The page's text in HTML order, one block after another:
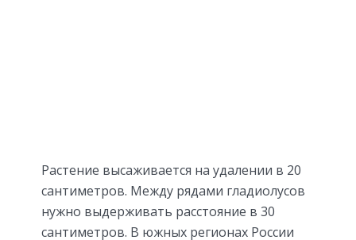
Растение высаживается на удалении в 20
сантиметров. Между рядами гладиолусов
нужно выдерживать расстояние в 30
сантиметров. В южных регионах России